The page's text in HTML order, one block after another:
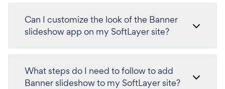
Can I customize the look of the Banner
slideshow app on my SoftLayer site?
What steps do I need to follow to add
Banner slideshow to my SoftLayer site?